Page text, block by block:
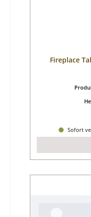
Fireplace
Sofort